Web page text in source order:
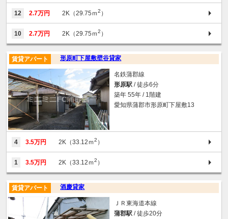
12 2.7万円 2K（29.75ｍ2 ）
10 2.7万円 2K（29.75ｍ2 ）
形原町下屋敷壁谷貸家
賃貸アパート
名鉄蒲郡線
形原駅 / 徒歩6分
築年 55年 / 1階建
愛知県蒲郡市形原町下屋敷13
4 3.5万円 2K（33.12ｍ2 ）
1 3.5万円 2K（33.12ｍ2 ）
酒慶貸家
賃貸アパート
ＪＲ東海道本線
蒲郡駅 / 徒歩20分